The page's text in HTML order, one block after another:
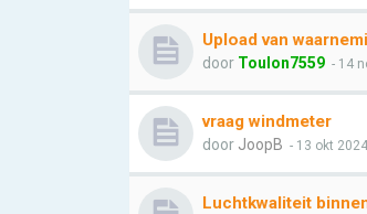
Upload van
door Toulon7559 - 14
vraag windmeter
door JoopB - 13 okt
Luchtkwaliteit